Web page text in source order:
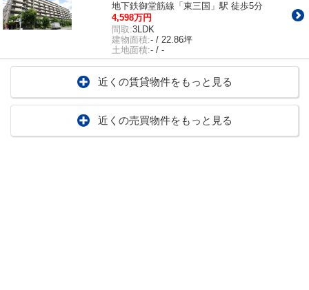
地下鉄御堂筋線「東三国」駅 徒歩5分
4,598万円
間取:3LDK
建物面積:- / 22.86坪
土地面積:- / -
近くの賃貸物件をもっと見る
近くの売買物件をもっと見る